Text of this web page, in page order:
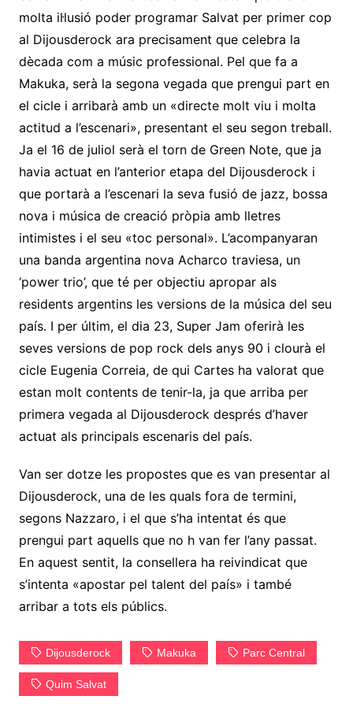
molta il·lusió poder programar Salvat per primer cop
al Dijousderock ara precisament que celebra la
dècada com a músic professional. Pel que fa a
Makuka, serà la segona vegada que prengui part en
el cicle i arribarà amb un «directe molt viu i molta
actitud a l’escenari», presentant el seu segon treball.
Ja el 16 de juliol serà el torn de Green Note, que ja
havia actuat en l’anterior etapa del Dijousderock i
que portarà a l’escenari la seva fusió de jazz, bossa
nova i música de creació pròpia amb lletres
intimistes i el seu «toc personal». L’acompanyaran
una banda argentina nova Acharco traviesa, un
‘power trio’, que té per objectiu apropar als
residents argentins les versions de la música del seu
país. I per últim, el dia 23, Super Jam oferirà les
seves versions de pop rock dels anys 90 i clourà el
cicle Eugenia Correia, de qui Cartes ha valorat que
estan molt contents de tenir-la, ja que arriba per
primera vegada al Dijousderock després d’haver
actuat als principals escenaris del país.
Van ser dotze les propostes que es van presentar al
Dijousderock, una de les quals fora de termini,
segons Nazzaro, i el que s’ha intentat és que
prengui part aquells que no h van fer l’any passat.
En aquest sentit, la consellera ha reivindicat que
s’intenta «apostar pel talent del país» i també
arribar a tots els públics.
Dijousderock Makuka Parc Central
Quim Salvat